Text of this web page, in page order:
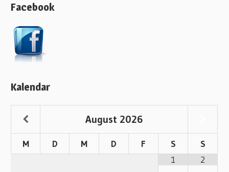
Facebook
Kalendar
August 2026
M D M D F S
S
1
2